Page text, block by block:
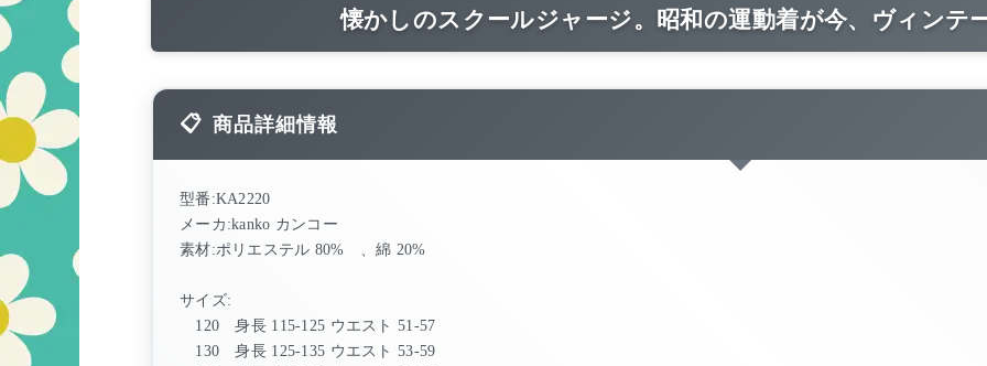
懐かしのスクールジャージ。昭和の運動着が今、ヴィンテ
商品詳細情報
型番:KA2220
メーカ:kanko カンコー
素材:ポリエステル 80% 、綿 20%
サイズ:
120 身長 115-125 ウエスト 51-57
130 身長 125-135 ウエスト 53-59